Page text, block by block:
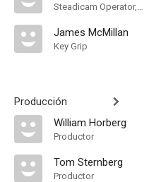
Steadicam Operator, "B" Camera Operator
James McMillan
Key Grip
Producción
William Horberg
Productor
Tom Sternberg
Productor